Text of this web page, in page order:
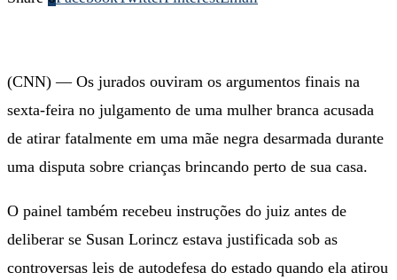
(CNN) — Os jurados ouviram os argumentos finais na
sexta-feira no julgamento de uma mulher branca acusada
de atirar fatalmente em uma mãe negra desarmada durante
uma disputa sobre crianças brincando perto de sua casa.
O painel também recebeu instruções do juiz antes de
deliberar se Susan Lorincz estava justificada sob as
controversas leis de autodefesa do estado quando ela atirou